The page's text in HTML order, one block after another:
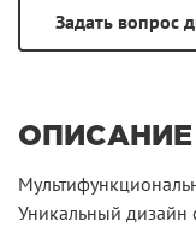
ОПИСАНИЕ
Уникальный дизайн